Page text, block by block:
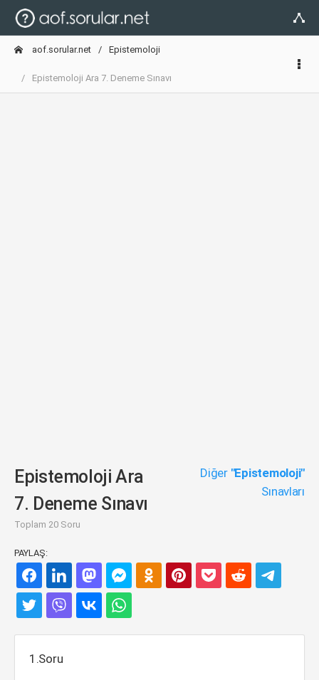
aof.sorular.net Epistemoloji
Epistemoloji Ara 7. Deneme Sınavı
Epistemoloji Ara
7. Deneme Sınavı
Toplam 20 Soru
Diğer "Epistemoloji"
Sınavları
PAYLAŞ:
1.Soru